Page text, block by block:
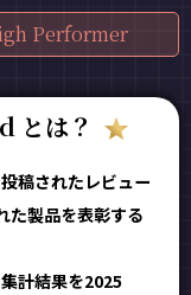
Performer
は？
稿されたレビュー
た製品を表彰する
計結果を2025